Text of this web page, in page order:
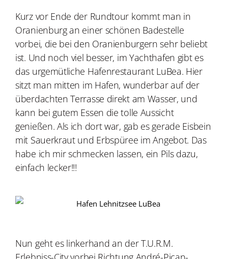
Kurz vor Ende der Rundtour kommt man in
Oranienburg an einer schönen Badestelle
vorbei, die bei den Oranienburgern sehr beliebt
ist. Und noch viel besser, im Yachthafen gibt es
das urgemütliche Hafenrestaurant LuBea. Hier
sitzt man mitten im Hafen, wunderbar auf der
überdachten Terrasse direkt am Wasser, und
kann bei gutem Essen die tolle Aussicht
genießen. Als ich dort war, gab es gerade Eisbein
mit Sauerkraut und Erbspüree im Angebot. Das
habe ich mir schmecken lassen, ein Pils dazu,
einfach lecker!!!
Nun geht es linkerhand an der T.U.R.M.